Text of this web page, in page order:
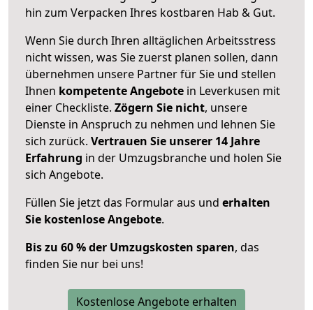
hin zum Verpacken Ihres kostbaren Hab & Gut.
Wenn Sie durch Ihren alltäglichen Arbeitsstress
nicht wissen, was Sie zuerst planen sollen, dann
übernehmen unsere Partner für Sie und stellen
Ihnen kompetente Angebote in Leverkusen mit
einer Checkliste. Zögern Sie nicht, unsere
Dienste in Anspruch zu nehmen und lehnen Sie
sich zurück. Vertrauen Sie unserer 14 Jahre
Erfahrung in der Umzugsbranche und holen Sie
sich Angebote.
Füllen Sie jetzt das Formular aus und erhalten
Sie kostenlose Angebote.
Bis zu 60 % der Umzugskosten sparen, das
finden Sie nur bei uns!
Kostenlose Angebote erhalten